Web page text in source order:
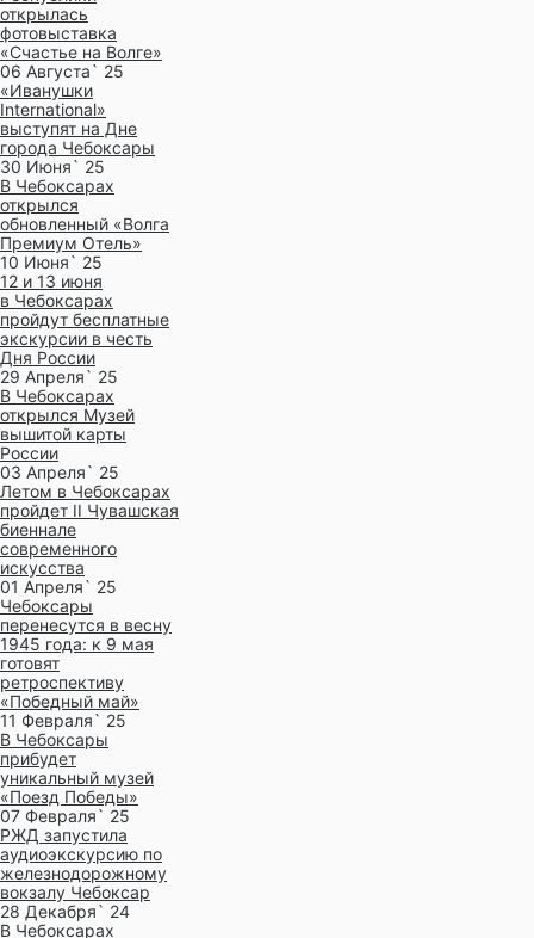
открылась
фотовыставка
«Счастье на Волге»
06 Августа` 25
«Иванушки
International»
выступят на Дне
города Чебоксары
30 Июня` 25
В Чебоксарах
открылся
обновленный «Волга
Премиум Отель»
10 Июня` 25
12 и 13 июня
в Чебоксарах
пройдут бесплатные
экскурсии в честь
Дня России
29 Апреля` 25
В Чебоксарах
открылся Музей
вышитой карты
России
03 Апреля` 25
Летом в Чебоксарах
пройдет II Чувашская
биеннале
современного
искусства
01 Апреля` 25
Чебоксары
перенесутся в весну
1945 года: к 9 мая
готовят
ретроспективу
«Победный май»
11 Февраля` 25
В Чебоксары
прибудет
уникальный музей
«Поезд Победы»
07 Февраля` 25
РЖД запустила
аудиоэкскурсию по
железнодорожному
вокзалу Чебоксар
28 Декабря` 24
В Чебоксарах